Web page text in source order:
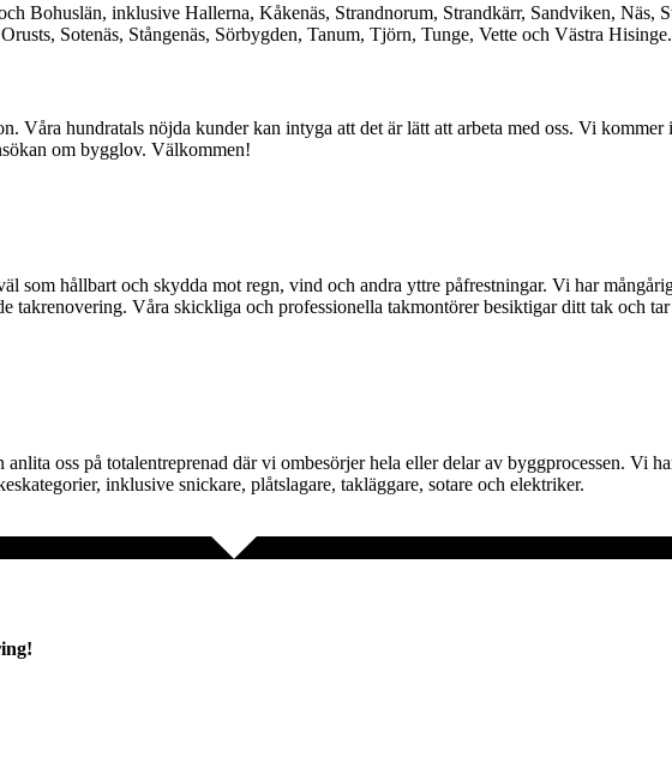
Bohuslän, inklusive Hallerna, Kåkenäs, Strandnorum, Strandkärr, Sandviken, Näs,
Sotenäs, Stångenäs, Sörbygden, Tanum, Tjörn, Tunge, Vette och Västra Hisinge.
Våra hundratals nöjda kunder kan intyga att det är lätt att arbeta med oss. Vi
om bygglov. Välkommen!
som hållbart och skydda mot regn, vind och andra yttre påfrestningar. Vi har
takrenovering. Våra skickliga och professionella takmontörer besiktigar ditt tak och
oss på totalentreprenad där vi ombesörjer hela eller delar av byggprocessen. Vi
inklusive snickare, plåtslagare, takläggare, sotare och elektriker.